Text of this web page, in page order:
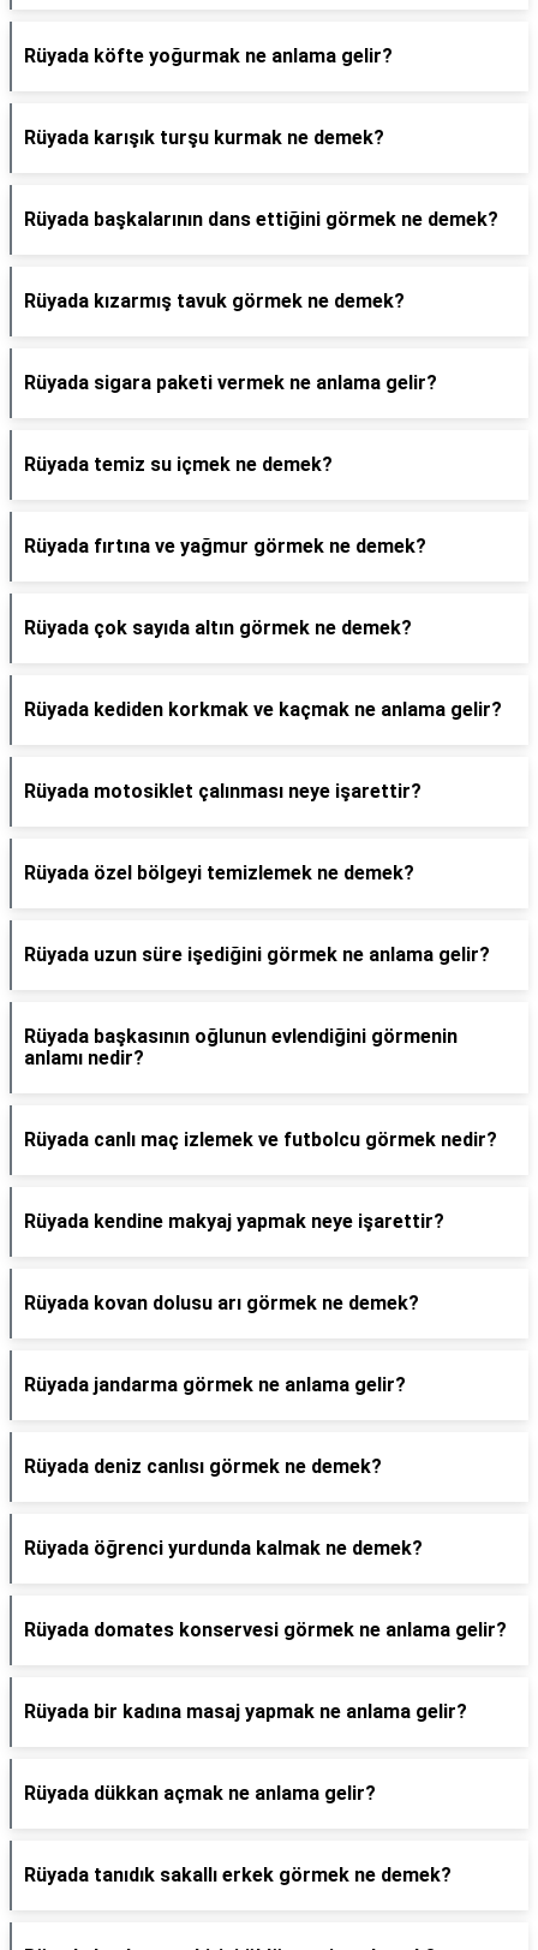
Rüyada köfte yoğurmak ne anlama gelir?
Rüyada karışık turşu kurmak ne demek?
Rüyada başkalarının dans ettiğini görmek ne demek?
Rüyada kızarmış tavuk görmek ne demek?
Rüyada sigara paketi vermek ne anlama gelir?
Rüyada temiz su içmek ne demek?
Rüyada fırtına ve yağmur görmek ne demek?
Rüyada çok sayıda altın görmek ne demek?
Rüyada kediden korkmak ve kaçmak ne anlama gelir?
Rüyada motosiklet çalınması neye işarettir?
Rüyada özel bölgeyi temizlemek ne demek?
Rüyada uzun süre işediğini görmek ne anlama gelir?
Rüyada başkasının oğlunun evlendiğini görmenin
anlamı nedir?
Rüyada canlı maç izlemek ve futbolcu görmek nedir?
Rüyada kendine makyaj yapmak neye işarettir?
Rüyada kovan dolusu arı görmek ne demek?
Rüyada jandarma görmek ne anlama gelir?
Rüyada deniz canlısı görmek ne demek?
Rüyada öğrenci yurdunda kalmak ne demek?
Rüyada domates konservesi görmek ne anlama gelir?
Rüyada bir kadına masaj yapmak ne anlama gelir?
Rüyada dükkan açmak ne anlama gelir?
Rüyada tanıdık sakallı erkek görmek ne demek?